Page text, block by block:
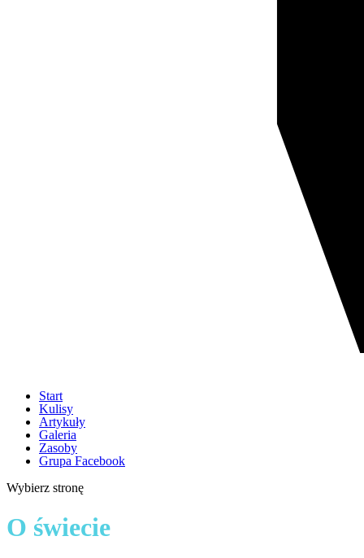
Start
Kulisy
Artykuły
Galeria
Zasoby
Grupa Facebook
Wybierz stronę
O świecie